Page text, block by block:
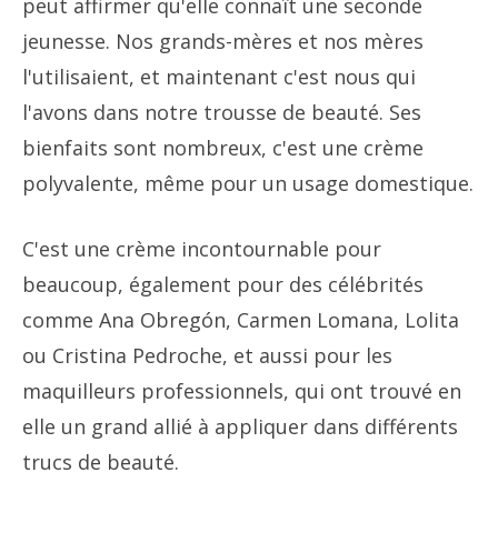
peut affirmer qu'elle connaît une seconde
jeunesse. Nos grands-mères et nos mères
l'utilisaient, et maintenant c'est nous qui
l'avons dans notre trousse de beauté. Ses
bienfaits sont nombreux, c'est une crème
polyvalente, même pour un usage domestique.
C'est une crème incontournable pour
beaucoup, également pour des célébrités
comme Ana Obregón, Carmen Lomana, Lolita
ou Cristina Pedroche, et aussi pour les
maquilleurs professionnels, qui ont trouvé en
elle un grand allié à appliquer dans différents
trucs de beauté.